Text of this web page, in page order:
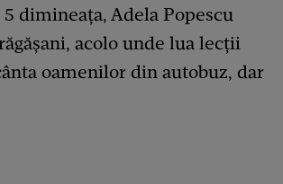
dimineața, Adela Popescu
acolo unde lua lecții
oamenilor din autobuz, dar